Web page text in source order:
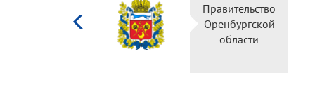
Правительство
Оренбургской
области